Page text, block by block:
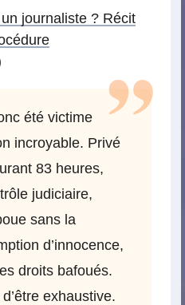
journaliste ? Récit
été victime
incroyable. Privé
83 heures,
judiciaire,
sans la
d’innocence,
droits bafoués.
exhaustive.